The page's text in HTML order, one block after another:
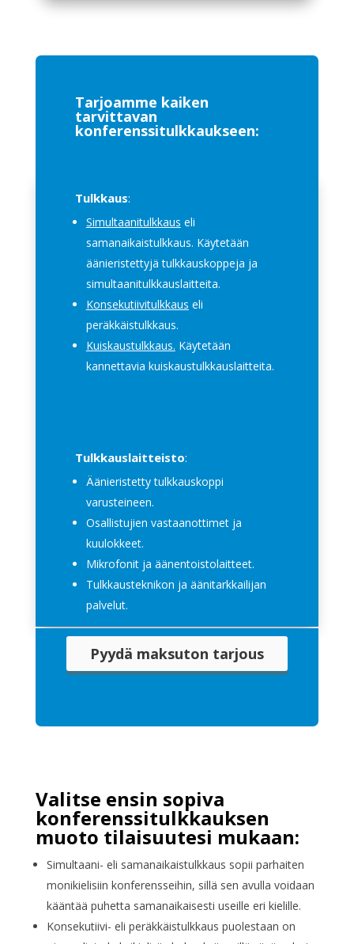
Tarjoamme kaiken
tarvittavan
konferenssitulkkaukseen:
Tulkkaus:
Simultaanitulkkaus eli
samanaikaistulkkaus. Käytetään
äänieristettyjä tulkkauskoppeja ja
simultaanitulkkauslaitteita.
Konsekutiivitulkkaus eli
peräkkäistulkkaus.
Kuiskaustulkkaus. Käytetään
kannettavia kuiskaustulkkauslaitteita.
Tulkkauslaitteisto:
Äänieristetty tulkkauskoppi
varusteineen.
Osallistujien vastaanottimet ja
kuulokkeet.
Mikrofonit ja äänentoistolaitteet.
Tulkkausteknikon ja äänitarkkailijan
palvelut.
Pyydä maksuton tarjous
Valitse ensin sopiva
konferenssitulkkauksen
muoto tilaisuutesi mukaan:
Simultaani- eli samanaikaistulkkaus sopii parhaiten
monikielisiin konferensseihin, sillä sen avulla voidaan
kääntää puhetta samanaikaisesti useille eri kielille.
Konsekutiivi- eli peräkkäistulkkaus puolestaan on